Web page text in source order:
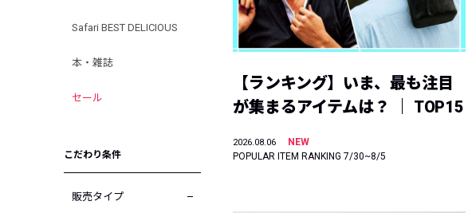
Safari BEST DELICIOUS
本・雑誌
セール
こだわり条件
販売タイプ
【ランキング】いま、最も注目
が集まるアイテムは？ ｜ TOP15
2026.08.06
NEW
POPULAR ITEM RANKING 7/30~8/5